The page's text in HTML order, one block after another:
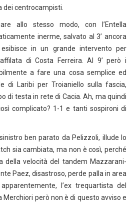
dei centrocampisti.
allo stesso modo, con l’Entella
inerme, salvato al 3’ ancora
in un grande intervento per
di Costa Ferreira. Al 9’ però i
a fare una cosa semplice ed
di Laribi per Troianiello sulla fascia,
di testa in rete di Cacia. Ah, ma quindi
complicato? 1-1 e tanti sospironi di
ben parato da Pelizzoli, illude lo
sia cambiata, ma non è così, perché
della velocità del tandem Mazzarani-
Paez, disastroso, perde palla in area
l’ex trequartista del
Merchiori però non è di questo avviso e